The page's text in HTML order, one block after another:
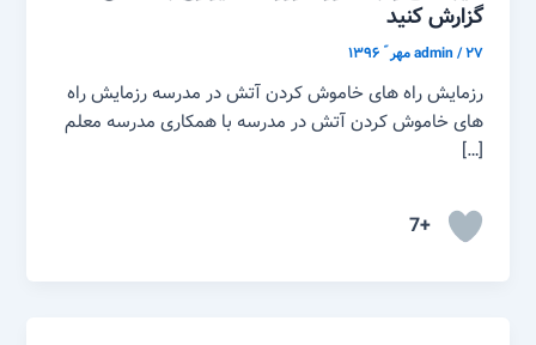
گزارش کنید
admin/۲۷ مهر ّ ۱۳۹۶
رزمایش راه های خاموش کردن آتش در مدرسه رزمایش راه
های خاموش کردن آتش در مدرسه با همکاری مدرسه معلم
[…]
+7